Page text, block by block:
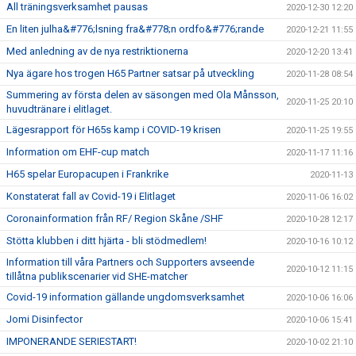
All träningsverksamhet pausas 2020-12-30 12:20
En liten julha&#776;lsning fra&#778;n ordfo&#776;rande 2020-12-21 11:55
Med anledning av de nya restriktionerna 2020-12-20 13:41
Nya ägare hos trogen H65 Partner satsar på utveckling 2020-11-28 08:54
Summering av första delen av säsongen med Ola Månsson,
huvudtränare i elitlaget.
2020-11-25 20:10
Lägesrapport för H65s kamp i COVID-19 krisen 2020-11-25 19:55
Information om EHF-cup match 2020-11-17 11:16
H65 spelar Europacupen i Frankrike 2020-11-13
Konstaterat fall av Covid-19 i Elitlaget 2020-11-06 16:02
Coronainformation från RF/ Region Skåne /SHF 2020-10-28 12:17
Stötta klubben i ditt hjärta - bli stödmedlem! 2020-10-16 10:12
Information till våra Partners och Supporters avseende
tillåtna publikscenarier vid SHE-matcher
2020-10-12 11:15
Covid-19 information gällande ungdomsverksamhet 2020-10-06 16:06
Jomi Disinfector 2020-10-06 15:41
IMPONERANDE SERIESTART! 2020-10-02 21:10